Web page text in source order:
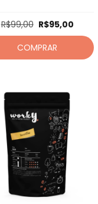
R$99,00 R$95,00
COMPRAR